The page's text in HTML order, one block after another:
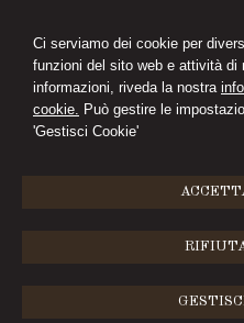
Ci serviamo dei cookie per
funzioni del sito web e attività di
informazioni, riveda la nostra
cookie. Può gestire le
'Gestisci Cookie'
INFORMATIVA AI
Ai sensi dell’art. 13 del